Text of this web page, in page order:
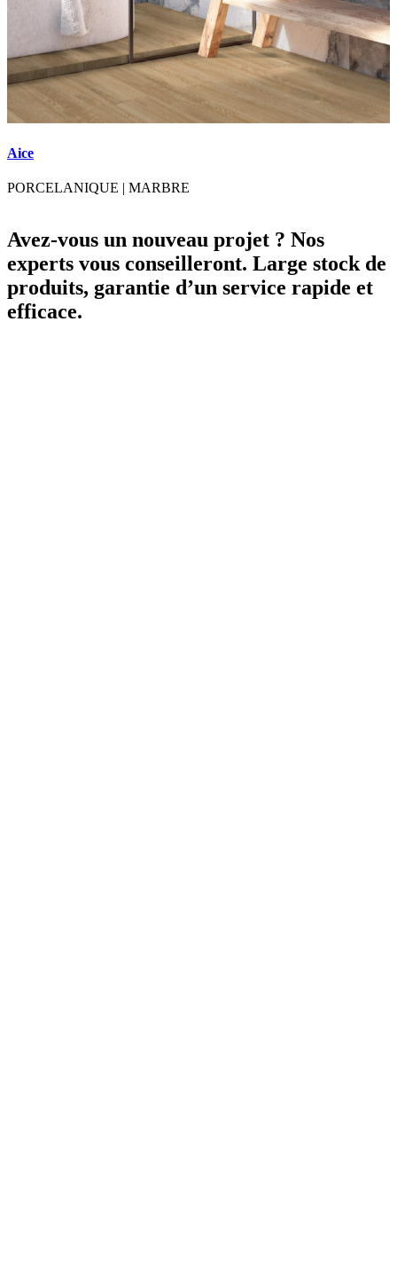
Aice
PORCELANIQUE | MARBRE
Avez-vous un nouveau projet ? Nos
experts vous conseilleront. Large stock de
produits, garantie d’un service rapide et
efficace.